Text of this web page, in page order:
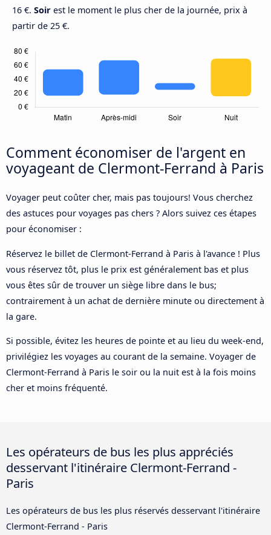
16 €. Soir est le moment le plus cher de la journée, prix à
partir de 25 €.
Comment économiser de l'argent en
voyageant de Clermont-Ferrand à Paris
Voyager peut coûter cher, mais pas toujours! Vous cherchez
des astuces pour voyages pas chers ? Alors suivez ces étapes
pour économiser :
Réservez le billet de Clermont-Ferrand à Paris à l'avance ! Plus
vous réservez tôt, plus le prix est généralement bas et plus
vous êtes sûr de trouver un siège libre dans le bus;
contrairement à un achat de dernière minute ou directement à
la gare.
Si possible, évitez les heures de pointe et au lieu du week-end,
privilégiez les voyages au courant de la semaine. Voyager de
Clermont-Ferrand à Paris le soir ou la nuit est à la fois moins
cher et moins fréquenté.
Les opérateurs de bus les plus appréciés
desservant l'itinéraire Clermont-Ferrand -
Paris
Les opérateurs de bus les plus réservés desservant l'itinéraire
Clermont-Ferrand - Paris